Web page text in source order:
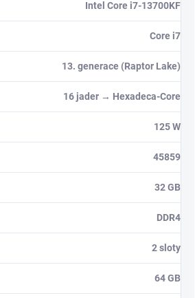
Intel Core i7-13700KF
Core i7
13. generace (Raptor Lake)
16 jader → Hexadeca-Core
125 W
45859
32 GB
DDR4
2 sloty
64 GB